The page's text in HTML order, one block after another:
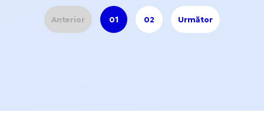
Anterior 01 02 Următor